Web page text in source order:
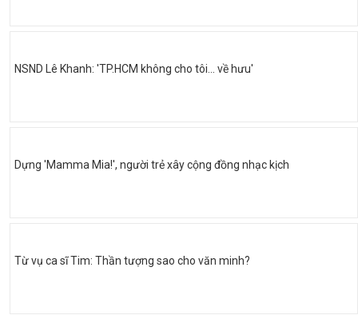
NSND Lê Khanh: 'TP.HCM không cho tôi… về hưu'
Dựng 'Mamma Mia!', người trẻ xây cộng đồng nhạc kịch
Từ vụ ca sĩ Tim: Thần tượng sao cho văn minh?